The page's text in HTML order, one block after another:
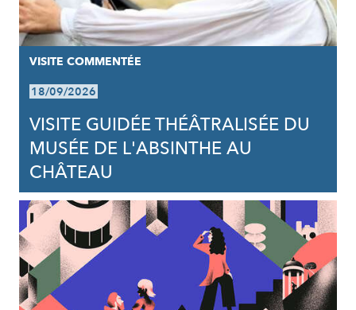
VISITE COMMENTÉE
18/09/2026
VISITE GUIDÉE THÉÂTRALISÉE DU
MUSÉE DE L'ABSINTHE AU
CHÂTEAU